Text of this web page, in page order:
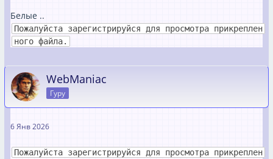
Белые ..
Пожалуйста зарегистрируйся для просмотра прикреплен
ного файла.
WebManiac
Гуру
6 Янв 2026
Пожалуйста зарегистрируйся для просмотра прикреплен